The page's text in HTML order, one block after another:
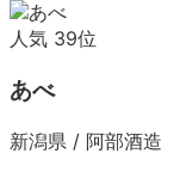
人気 39位
あべ
新潟県 / 阿部酒造